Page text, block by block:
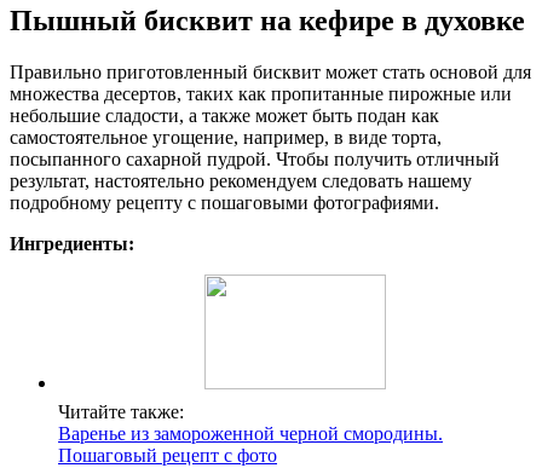
Пышный бисквит на кефире в духовке
Правильно приготовленный бисквит может стать основой для
множества десертов, таких как пропитанные пирожные или
небольшие сладости, а также может быть подан как
самостоятельное угощение, например, в виде торта,
посыпанного сахарной пудрой. Чтобы получить отличный
результат, настоятельно рекомендуем следовать нашему
подробному рецепту с пошаговыми фотографиями.
Ингредиенты:
Читайте также:
Варенье из замороженной черной смородины.
Пошаговый рецепт с фото